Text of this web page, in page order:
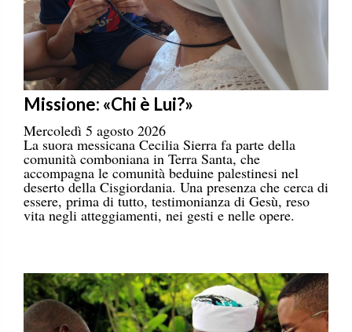
Missione: «Chi è Lui?»
Mercoledì 5 agosto 2026
La suora messicana Cecilia Sierra fa parte della
comunità comboniana in Terra Santa, che
accompagna le comunità beduine palestinesi nel
deserto della Cisgiordania. Una presenza che cerca di
essere, prima di tutto, testimonianza di Gesù, reso
vita negli atteggiamenti, nei gesti e nelle opere.